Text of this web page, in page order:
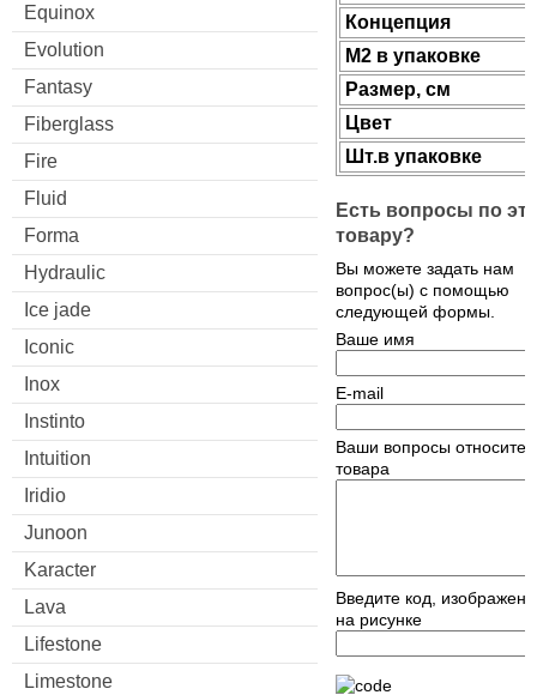
Equinox
Evolution
Fantasy
Fiberglass
Fire
Fluid
Forma
Hydraulic
Ice jade
Iconic
Inox
Instinto
Intuition
Iridio
Junoon
Karacter
Lava
Lifestone
Limestone
Концепция
М2 в упаковке
Размер, см
Цвет
Шт.в упаковке
Есть вопросы по
товару?
Вы можете задать нам
вопрос(ы) с помощью
следующей формы.
Ваше имя
E-mail
Ваши вопросы
товара
Введите код,
на рисунке